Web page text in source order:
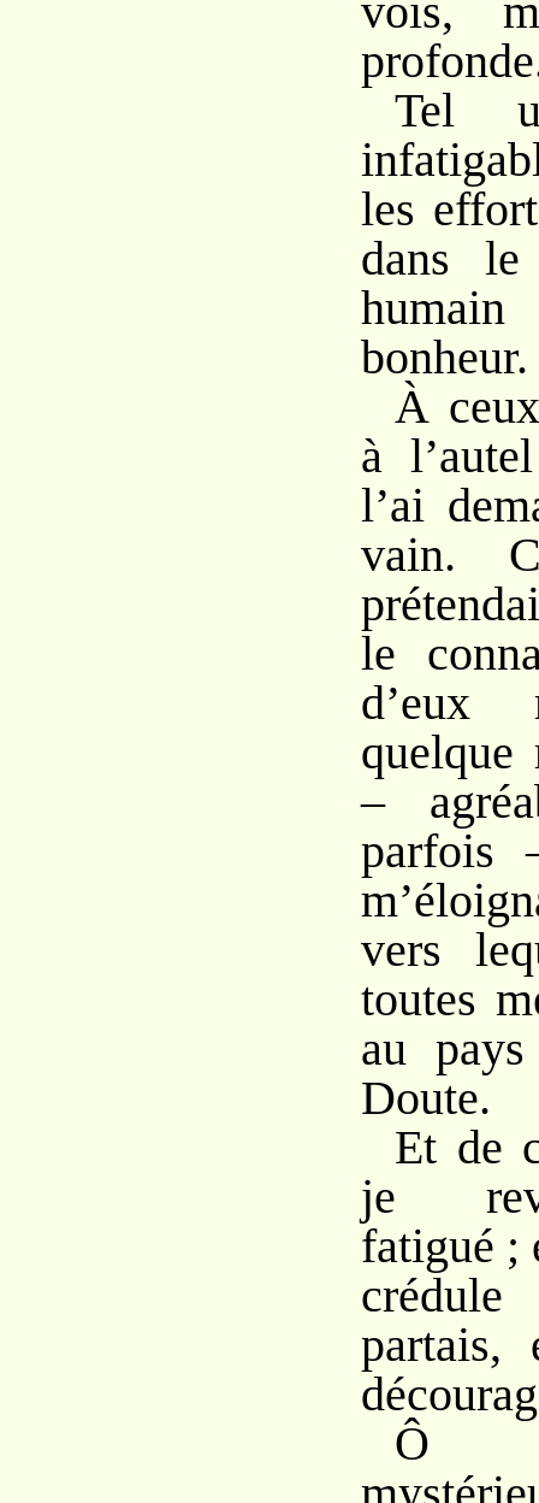
vois,
Tel
les
dans
bonheur.
À
à
l’ai
vain.
le
d’eux
quelque
–
parfois
vers
toutes
au
Doute.
Et de
je
fatigué ;
partais,
Ô